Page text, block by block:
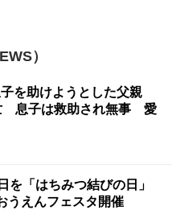
）
を助けようとした父親
息子は救助され無事 愛
を「はちみつ結びの日」
うえんフェスタ開催